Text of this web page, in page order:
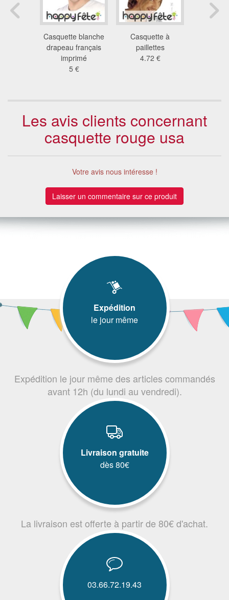
Casquette blanche
drapeau français
imprimé
5 €
Casquette à
paillettes
4.72 €
Les avis clients concernant
casquette rouge usa
Votre avis nous intéresse !
Laisser un commentaire sur ce produit
Expédition
le jour même
Expédition le jour même des articles commandés
avant 12h (du lundi au vendredi).
Livraison gratuite
dès 80€
La livraison est offerte à partir de 80€ d'achat.
03.66.72.19.43